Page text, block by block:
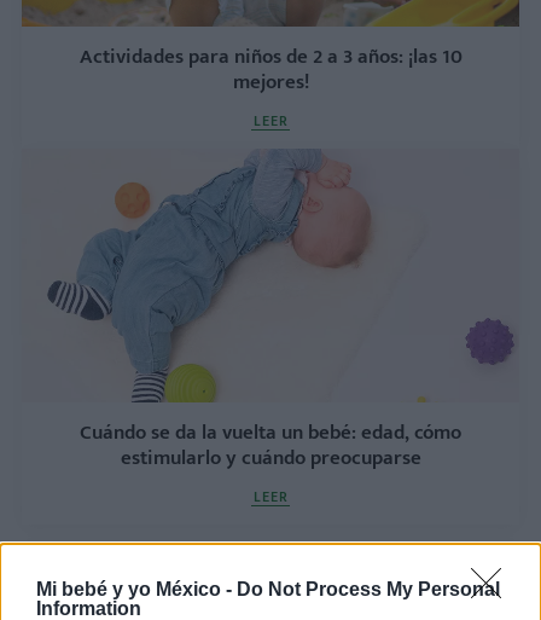
Mi bebé y yo México - Do Not Process My Personal
Information
Actividades para niños de 2 a 3 años: ¡las 10
mejores!
LEER
Cuándo se da la vuelta un bebé: edad, cómo
estimularlo y cuándo preocuparse
LEER